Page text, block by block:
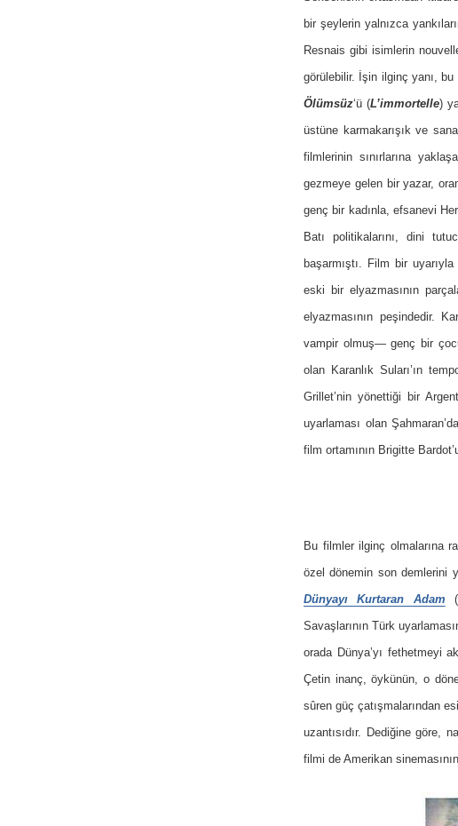
bir şeylerin yalnızca
Resnais gibi isimlerin
görülebilir. İşin ilginç yanı,
Ölümsüz‘ü (L’immortelle)
üstüne karmakarışık ve
filmlerinin sınırlarına
gezmeye gelen bir yazar,
genç bir kadınla, efsanevi
Batı politikalarını, dini
başarmıştı. Film bir
eski bir elyazmasının
elyazmasının peşindedir.
vampir olmuş— genç bir
olan Karanlık Suları’ın
Grillet’nin yönettiği bir
uyarlaması olan
film ortamının Brigitte
Bu filmler ilginç olmalarına
özel dönemin son demlerini
Dünyayı Kurtaran Adam
Savaşlarının Türk
orada Dünya’yı fethetmeyi
Çetin inanç, öykünün, o
sûren güç çatışmalarından
uzantısıdır. Dediğine göre,
filmi de Amerikan